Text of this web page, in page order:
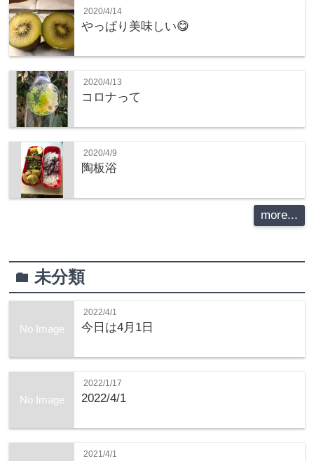
2020/4/14
やっぱり美味しい😋
2020/4/13
コロナって
2020/4/9
陶板浴
more...
folder未分類
No Image
2022/4/1
今日は4月1日
No Image
2022/1/17
2022/4/1
2021/4/1